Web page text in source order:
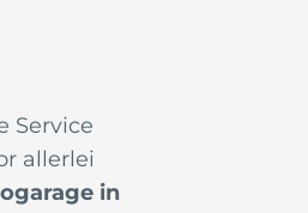
Service
allerlei
in